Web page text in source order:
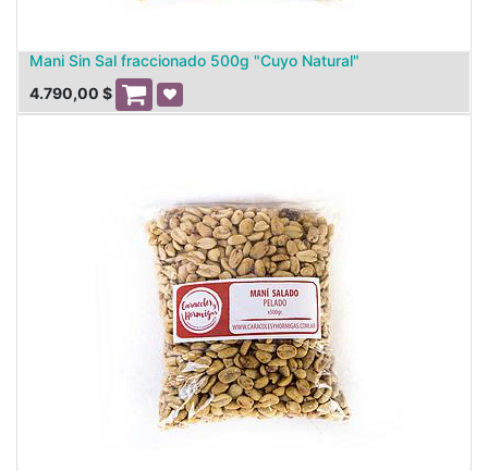
Mani Sin Sal fraccionado 500g "Cuyo Natural"
4.790,00 $